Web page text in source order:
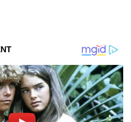
সোনার দাম ১৫৬১১ টাকা,
কমলো।। ১০ গ্রাম
টাকা, গতকালের থেকে ১১০
সোনার দাম ১৫৬১১০০
১১০০ টাকা কমলো।